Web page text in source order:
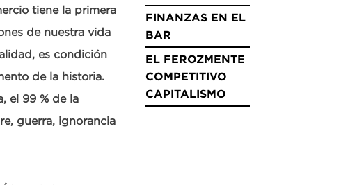
tiene la primera
de nuestra vida
es condición
de la historia.
el 99 % de la
guerra, ignorancia
FINANZAS EN EL
BAR
EL FEROZMENTE
COMPETITIVO
CAPITALISMO